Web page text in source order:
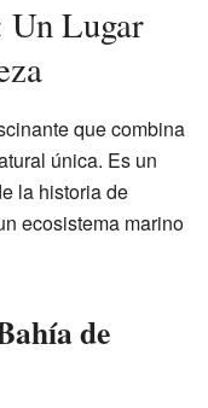
Un Lugar
que combina
única. Es un
la historia de
ecosistema marino
de